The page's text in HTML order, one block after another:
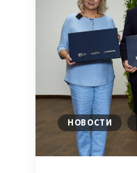
НОВОСТИ